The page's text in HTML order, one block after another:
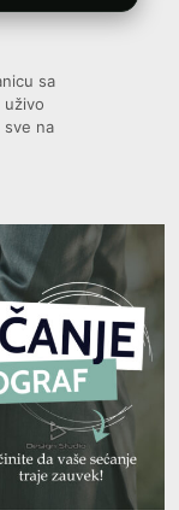
sa
uživo
na